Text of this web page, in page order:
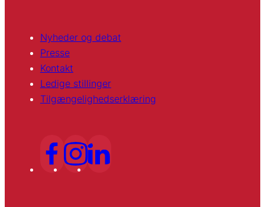
Nyheder og debat
Presse
Kontakt
Ledige stillinger
Tilgængelighedserklæring